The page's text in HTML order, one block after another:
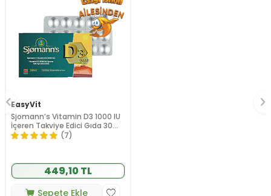
EasyVit
Sjomann’s Vitamin D3 1000 IU
İçeren Takviye Edici Gıda 30
Adet Çiğnenebilir Jel Form
(7)
449,10 TL
Sepete Ekle